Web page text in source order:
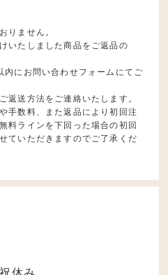
りません。
いたしました商品をご返品の
内にお問い合わせフォームにてご
返送方法をご連絡いたします。
手数料、また返品により初回注
料ラインを下回った場合の初回
ていただきますのでご了承くだ